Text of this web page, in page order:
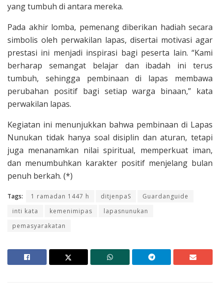
yang tumbuh di antara mereka.
Pada akhir lomba, pemenang diberikan hadiah secara
simbolis oleh perwakilan lapas, disertai motivasi agar
prestasi ini menjadi inspirasi bagi peserta lain. “Kami
berharap semangat belajar dan ibadah ini terus
tumbuh, sehingga pembinaan di lapas membawa
perubahan positif bagi setiap warga binaan,” kata
perwakilan lapas.
Kegiatan ini menunjukkan bahwa pembinaan di Lapas
Nunukan tidak hanya soal disiplin dan aturan, tetapi
juga menanamkan nilai spiritual, memperkuat iman,
dan menumbuhkan karakter positif menjelang bulan
penuh berkah. (*)
Tags: 1 ramadan 1447 h ditjenpaS
Guardanguide
inti kata
kemenimipas
lapasnunukan
pemasyarakatan